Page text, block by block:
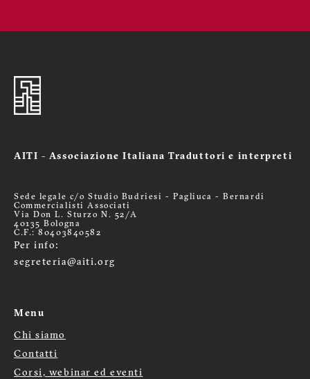
AITI - Associazione Italiana Traduttori e interpreti
Sede legale c/o Studio Budriesi - Pagliuca - Bernardi
Commercialisti Associati
Via Don L. Sturzo N. 52/A
40135 Bologna
C.F.: 80403840582
Per info:
segreteria@aiti.org
Menu
Menù
footer
Chi siamo
Contatti
Corsi, webinar ed eventi